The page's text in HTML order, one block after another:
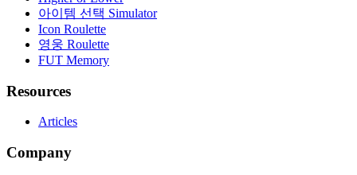
아이템 선택 Simulator
Icon Roulette
영웅 Roulette
FUT Memory
Resources
Articles
Company